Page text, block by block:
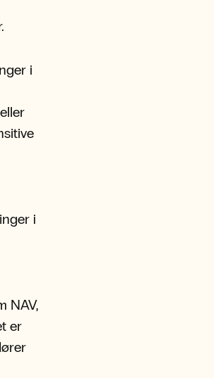
i
i
NAV,
er